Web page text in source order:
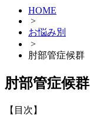
HOME
>
お悩み別
>
肘部管症候群
肘部管症候群
【目次】